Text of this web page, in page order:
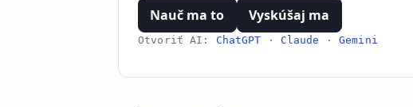
Nauč ma to Vyskúšaj ma
Otvoriť AI: ChatGPT · Claude ·Gemini